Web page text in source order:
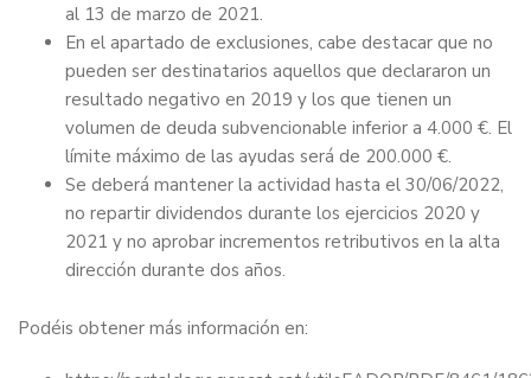
al 13 de marzo de 2021.
En el apartado de exclusiones, cabe destacar que no
pueden ser destinatarios aquellos que declararon un
resultado negativo en 2019 y los que tienen un
volumen de deuda subvencionable inferior a 4.000 €. El
límite máximo de las ayudas será de 200.000 €.
Se deberá mantener la actividad hasta el 30/06/2022,
no repartir dividendos durante los ejercicios 2020 y
2021 y no aprobar incrementos retributivos en la alta
dirección durante dos años.
Podéis obtener más información en: